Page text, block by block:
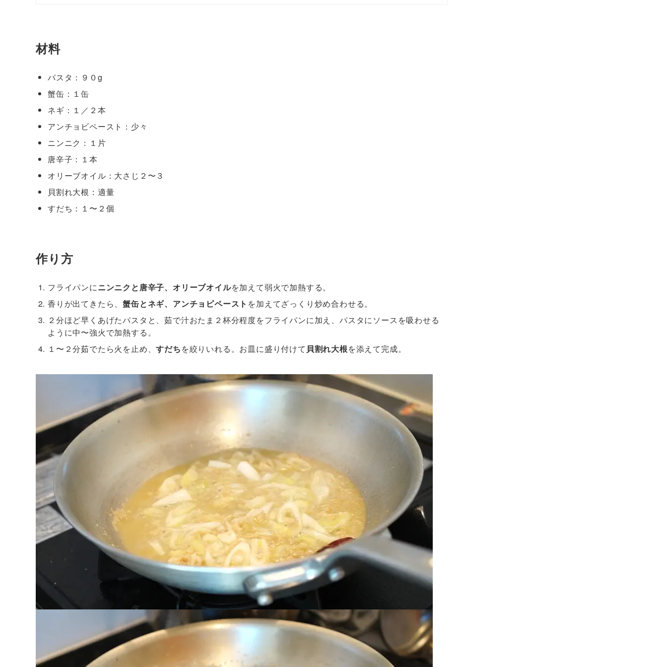
材料
パスタ：９０g
蟹缶：１缶
ネギ：１／２本
アンチョビペースト：少々
ニンニク：１片
唐辛子：１本
オリーブオイル：大さじ２〜３
貝割れ大根：適量
すだち：１〜２個
作り方
フライパンにニンニクと唐辛子、オリーブオイルを加えて弱火で加熱する。
香りが出てきたら、蟹缶とネギ、アンチョビペースト を加えてざっくり炒め合わせる。
２分ほど早くあげたパスタと、茹で汁おたま２杯分程度をフライパンに加え、パスタにソースを吸わせる
ように中〜強火で加熱する。
１〜２分茹でたら火を止め、すだちを絞りいれる。お皿に盛り付けて 貝割れ大根を添えて完成。